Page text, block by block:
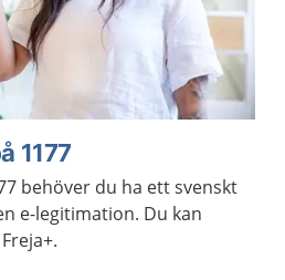
1177
behöver du ha ett svenskt
e-legitimation. Du kan